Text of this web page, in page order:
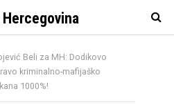
Beli za MH: Dodikovo
kriminalno-mafijaško
1000%!